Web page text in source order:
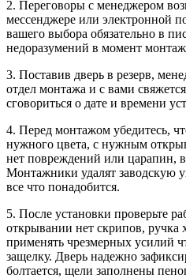
2. Переговоры с менеджером
мессенджере или электронной
вашего выбора обязательно в
недоразумений в момент
3. Поставив дверь в резерв,
отдел монтажа и с вами
сговориться о дате и времени
4. Перед монтажом убедитесь,
нужного цвета, с нужным
нет повреждений или царапин,
Монтажники удалят заводскую
все что понадобится.
5. После установки проверьте
открывании нет скрипов,
применять чрезмерных усилий
защелку. Дверь надежно
болтается, щели заполнены